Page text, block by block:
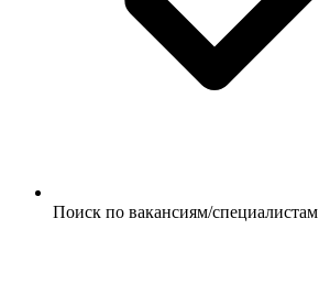
Поиск по вакансиям/специалистам